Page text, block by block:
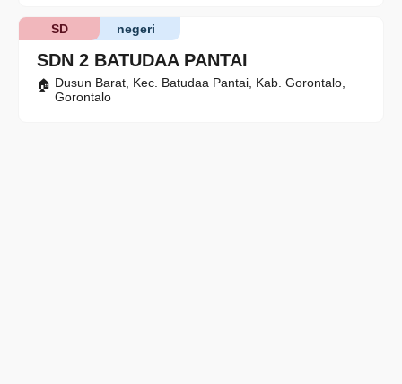
SDN 2 BATUDAA PANTAI
negeri
SD
Dusun Barat, Kec. Batudaa Pantai, Kab. Gorontalo,
Gorontalo